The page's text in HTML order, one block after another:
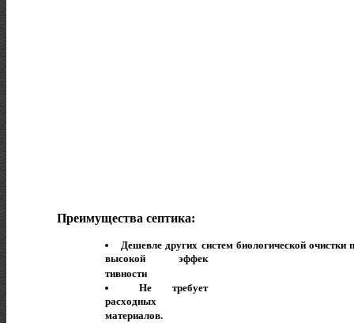
Преимущества септика:
Дешевле других систем биологической очистки
высокой эффек
тивности
Не требует
расходных
материалов.